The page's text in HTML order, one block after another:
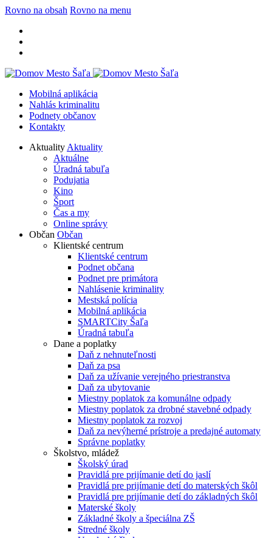
Rovno na obsah Rovno na menu
Mobilná aplikácia
Nahlás kriminalitu
Podnety občanov
Kontakty
Aktuality Aktuality
Aktuálne
Úradná tabuľa
Podujatia
Kino
Šport
Čas a my
Online správy
Občan Občan
Klientské centrum
Klientské centrum
Podnet občana
Podnet pre primátora
Nahlásenie kriminality
Mestská polícia
Mobilná aplikácia
SMARTCity Šaľa
Úradná tabuľa
Dane a poplatky
Daň z nehnuteľnosti
Daň za psa
Daň za užívanie verejného priestranstva
Daň za ubytovanie
Miestny poplatok za komunálne odpady
Miestny poplatok za drobné stavebné odpady
Miestny poplatok za rozvoj
Daň za nevýherné prístroje a predajné automaty
Správne poplatky
Školstvo, mládež
Školský úrad
Pravidlá pre prijímanie detí do jaslí
Pravidlá pre prijímanie detí do materských škôl
Pravidlá pre prijímanie detí do základných škôl
Materské školy
Základné školy a špeciálna ZŠ
Stredné školy